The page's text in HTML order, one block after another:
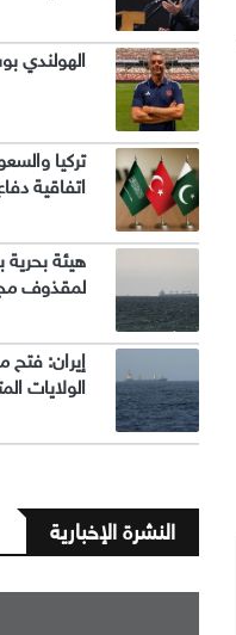
الهولندي
تركيا
اتفاقية
هيئة
لمقذوف
إيران: فتح
الولايات
النشرة الإخبارية